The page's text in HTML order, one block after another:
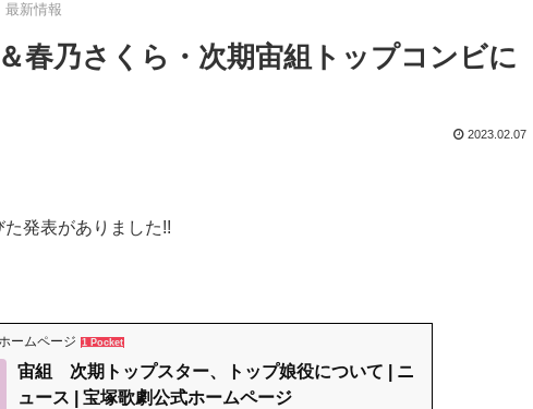
最新情報
春乃さくら・次期宙組トップコンビに
2023.02.07
発表がありました!!
ームページ 1 Pocket
宙組 次期トップスター、トップ娘役について | ニ
ュース | 宝塚歌劇公式ホームページ